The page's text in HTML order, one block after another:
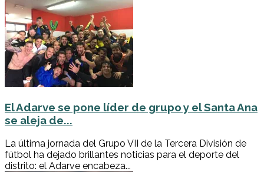
El Adarve se pone líder de grupo y el Santa Ana
se aleja de...
La última jornada del Grupo VII de la Tercera División de
fútbol ha dejado brillantes noticias para el deporte del
distrito: el Adarve encabeza...